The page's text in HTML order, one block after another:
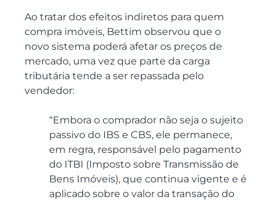
Ao tratar dos efeitos indiretos para quem
compra imóveis, Bettim observou que o
novo sistema poderá afetar os preços de
mercado, uma vez que parte da carga
tributária tende a ser repassada pelo
vendedor:
“Embora o comprador não seja o sujeito
passivo do IBS e CBS, ele permanece,
em regra, responsável pelo pagamento
do ITBI (Imposto sobre Transmissão de
Bens Imóveis), que continua vigente e é
aplicado sobre o valor da transação do